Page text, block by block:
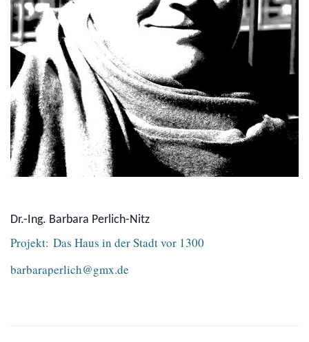
Dr.-Ing. Barbara Perlich-Nitz
Projekt: Das Haus in der Stadt vor 1300
barbaraperlich@gmx.de